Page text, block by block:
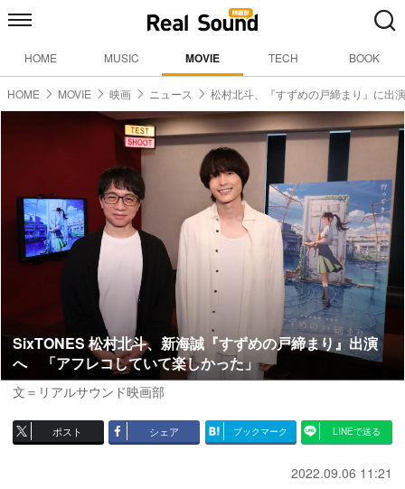
HOME MUSIC MOVIE TECH BOOK
HOME MOVIE 映画 ニュース 松村北斗、『すずめの戸締まり』に出演
SixTONES 松村北斗、新海誠『すずめの戸締まり』出演
へ 「アフレコしていて楽しかった」
文＝リアルサウンド映画部
ポスト シェア ブックマーク LINEで送る
2022.09.06 11:21